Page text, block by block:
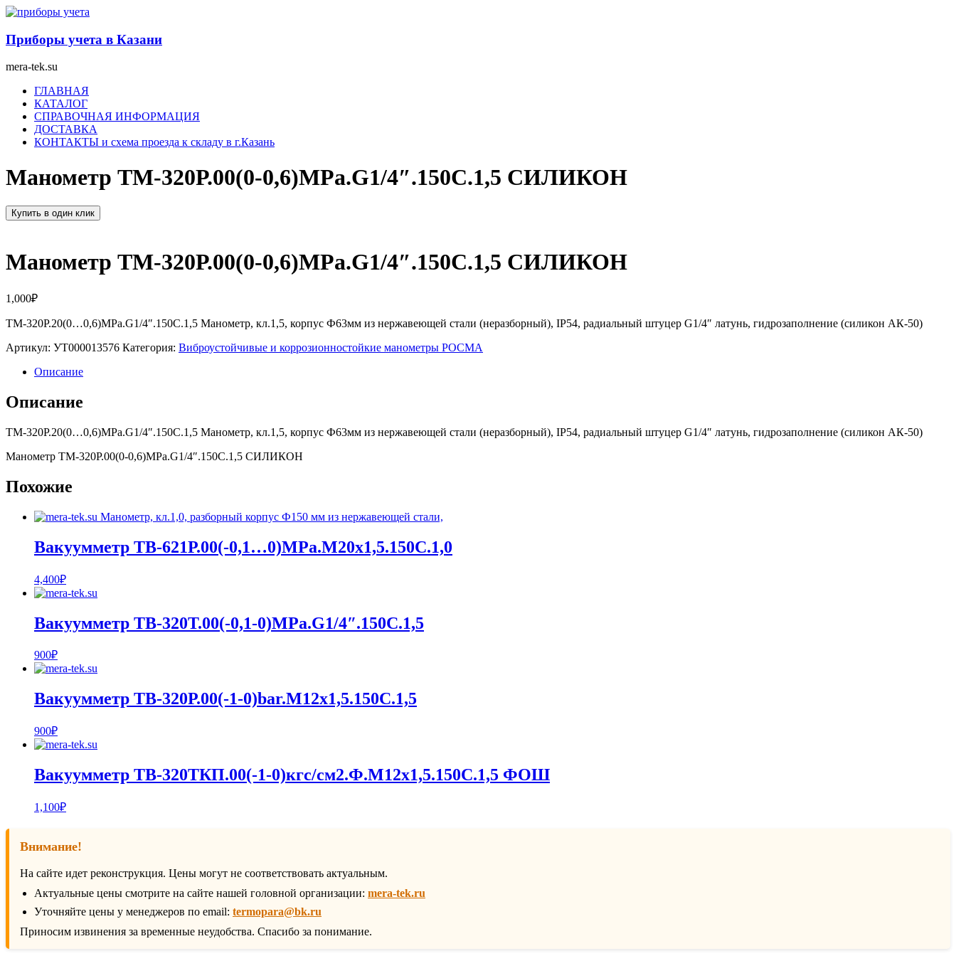
Перейти
содержимому
Приборы учета в Казани
mera-tek.su
МенюГЛАВНАЯ
КАТАЛОГ
СПРАВОЧНАЯ ИНФОРМАЦИЯ
ДОСТАВКА
КОНТАКТЫ и схема проезда к складу в г.Казань
Манометр ТМ-320Р.00(0-0,6)MPa.G1/4″.150С.1,5 СИЛИКОН
Купить в один клик
Манометр ТМ-320Р.00(0-0,6)MPa.G1/4″.150С.1,5 СИЛИКОН
1,000₽
ТМ-320Р.20(0…0,6)MPa.G1/4″.150С.1,5 Манометр, кл.1,5, корпус Ф63мм из нержавеющей стали (неразборный), IP54, радиальный штуцер G1/4″ латунь, гидрозаполнение (силикон АК-50)
Артикул: УТ000013576 Категория: Виброустойчивые и коррозионностойкие манометры РОСМА
Описание
Описание
ТМ-320Р.20(0…0,6)MPa.G1/4″.150С.1,5 Манометр, кл.1,5, корпус Ф63мм из нержавеющей стали (неразборный), IP54, радиальный штуцер G1/4″ латунь, гидрозаполнение (силикон АК-50)
Манометр ТМ-320Р.00(0-0,6)MPa.G1/4″.150С.1,5 СИЛИКОН
Похожие
Вакуумметр ТВ-621Р.00(-0,1…0)MPa.М20х1,5.150С.1,0
4,400₽
Вакуумметр ТВ-320Т.00(-0,1-0)MPa.G1/4″.150С.1,5
900₽
Вакуумметр ТВ-320Р.00(-1-0)bar.М12х1,5.150С.1,5
900₽
Вакуумметр ТВ-320ТКП.00(-1-0)кгс/см2.Ф.М12х1,5.150С.1,5 ФОШ
1,100₽
Внимание!
На сайте идет реконструкция. Цены могут не соответствовать актуальным.
Актуальные цены смотрите на сайте нашей головной организации: mera-tek.ru
Уточняйте цены у менеджеров по email: termopara@bk.ru
Приносим извинения за временные неудобства. Спасибо за понимание.